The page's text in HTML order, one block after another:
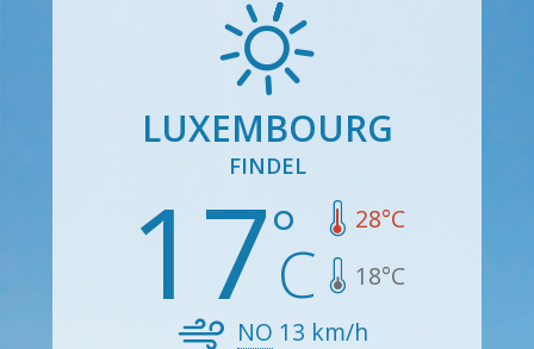
LUXEMBOURG
FINDEL
17 28°C
18°C
NO 13 km/h